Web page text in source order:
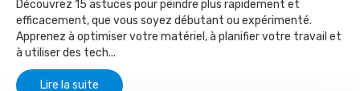
Découvrez 15 astuces pour peindre plus rapidement et
efficacement, que vous soyez débutant ou expérimenté.
Apprenez à optimiser votre matériel, à planifier votre travail et
à utiliser des tech...
Lire la suite